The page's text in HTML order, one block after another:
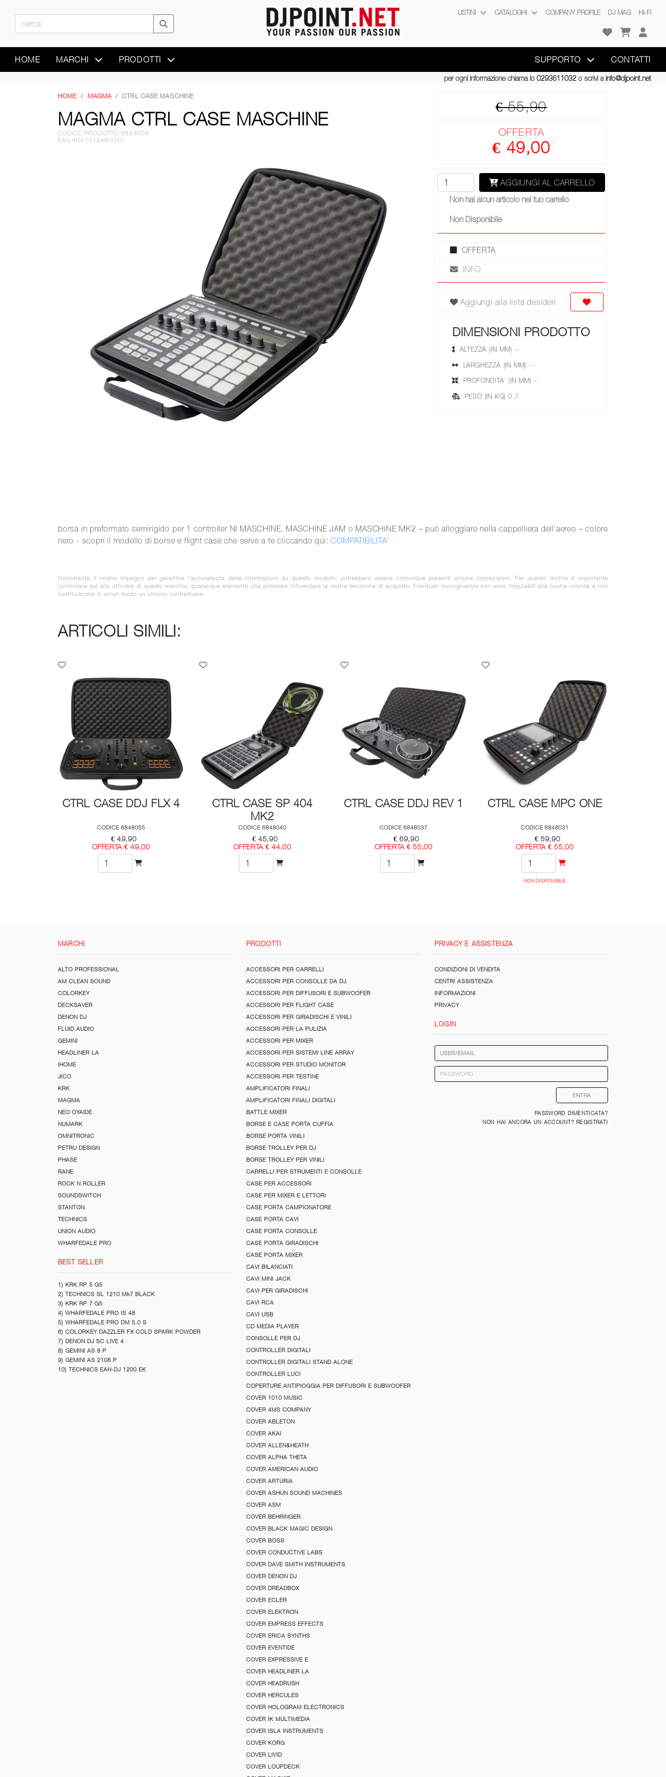
LISTINI CATALOGHI COMPANY PROFILE DJ MAG HI-FI
HOME MARCHI PRODOTTI SUPPORTO CONTATTI
per ogni informazione chiama lo 0293611032 o scrivi a info@djpoint.net
HOME MAGMA CTRL CASE MASCHINE
MAGMA CTRL CASE MASCHINE
CODICE PRODOTTO 6848004
EAN 4041212480040
€ 55,90
OFFERTA
€ 49,00
AGGIUNGI AL CARRELLO
Non hai alcun articolo nel tuo carrello
Non Disponibile
OFFERTA
INFO
Aggiungi alla lista desideri
DIMENSIONI PRODOTTO
ALTEZZA (IN MM) --
LARGHEZZA (IN MM) --
PROFONDITA' (IN MM) --
PESO (IN KG) 0.7
borsa in preformato semirigido per 1 controller NI MASCHINE, MASCHINE JAM o MASCHINE MK2 – può alloggiare nella cappelliera dell'aereo – colore
nero - scopri il modello di borse e flight case che serve a te cliccando qui:COMPATIBILITA'
Nonostante il nostro impegno per garantire l'accuratezza delle informazioni su questo modello, potrebbero essere comunque presenti alcune imprecisioni. Per questo motivo è importante
controllare sul sito ufficiale di questo marchio, qualunque elemento che potrebbe influenzare la vostra decisione di acquisto. Eventuali incongruenze non sono imputabili alla nostra volontà e non
costituiscono in alcun modo un vincolo contrattuale.
ARTICOLI SIMILI:
CTRL CASE DDJ FLX 4
CODICE 6848055
€ 49,90
OFFERTA € 49,00
CTRL CASE SP 404
MK2
CODICE 6848040
€ 45,90
OFFERTA € 44,00
CTRL CASE DDJ REV 1
CODICE 6848037
€ 69,90
OFFERTA € 55,00
CTRL CASE MPC ONE
CODICE 6848031
€ 59,90
OFFERTA € 55,00
NON DISPONIBILE
MARCHI
ALTO PROFESSIONAL
AM CLEAN SOUND
COLORKEY
DECKSAVER
DENON DJ
FLUID AUDIO
GEMINI
HEADLINER LA
iHOME
JICO
KRK
MAGMA
NEO OYAIDE
NUMARK
OMNITRONIC
PETRU DESIGN
PHASE
RANE
ROCK N ROLLER
SOUNDSWITCH
STANTON
TECHNICS
UNION AUDIO
WHARFEDALE PRO
BEST SELLER
1) KRK RP 5 G5
2) TECHNICS SL 1210 Mk7 BLACK
3) KRK RP 7 G5
4) WHARFEDALE PRO IS 48
5) WHARFEDALE PRO DM 5.0 S
6) COLORKEY DAZZLER FX COLD SPARK POWDER
7) DENON DJ SC LIVE 4
8) GEMINI AS 8 P
9) GEMINI AS 2108 P
10) TECHNICS EAH-DJ 1200 EK
PRODOTTI
ACCESSORI PER CARRELLI
ACCESSORI PER CONSOLLE DA DJ
ACCESSORI PER DIFFUSORI E SUBWOOFER
ACCESSORI PER FLIGHT CASE
ACCESSORI PER GIRADISCHI E VINILI
ACCESSORI PER LA PULIZIA
ACCESSORI PER MIXER
ACCESSORI PER SISTEMI LINE ARRAY
ACCESSORI PER STUDIO MONITOR
ACCESSORI PER TESTINE
AMPLIFICATORI FINALI
AMPLIFICATORI FINALI DIGITALI
BATTLE MIXER
BORSE E CASE PORTA CUFFIA
BORSE PORTA VINILI
BORSE TROLLEY PER DJ
BORSE TROLLEY PER VINILI
CARRELLI PER STRUMENTI E CONSOLLE
CASE PER ACCESSORI
CASE PER MIXER E LETTORI
CASE PORTA CAMPIONATORE
CASE PORTA CAVI
CASE PORTA CONSOLLE
CASE PORTA GIRADISCHI
CASE PORTA MIXER
CAVI BILANCIATI
CAVI MINI JACK
CAVI PER GIRADISCHI
CAVI RCA
CAVI USB
CD MEDIA PLAYER
CONSOLLE PER DJ
CONTROLLER DIGITALI
CONTROLLER DIGITALI STAND ALONE
CONTROLLER LUCI
COPERTURE ANTIPIOGGIA PER DIFFUSORI E SUBWOOFER
COVER 1010 MUSIC
COVER 4MS COMPANY
COVER ABLETON
COVER AKAI
COVER ALLEN&HEATH
COVER ALPHA THETA
COVER AMERICAN AUDIO
COVER ARTURIA
COVER ASHUN SOUND MACHINES
COVER ASM
COVER BEHRINGER
COVER BLACK MAGIC DESIGN
COVER BOSS
COVER CONDUCTIVE LABS
COVER DAVE SMITH INSTRUMENTS
COVER DENON DJ
COVER DREADBOX
COVER ECLER
COVER ELEKTRON
COVER EMPRESS EFFECTS
COVER ERICA SYNTHS
COVER EVENTIDE
COVER EXPRESSIVE E
COVER HEADLINER LA
COVER HEADRUSH
COVER HERCULES
COVER HOLOGRAM ELECTRONICS
COVER IK MULTIMEDIA
COVER ISLA INSTRUMENTS
COVER KORG
COVER LIVID
COVER LOUPDECK
PRIVACY E ASSISTENZA
CONDIZIONI DI VENDITA
CENTRI ASSISTENZA
INFORMAZIONI
PRIVACY
LOGIN
PASSWORD DIMENTICATA?
NON HAI ANCORA UN ACCOUNT? REGISTRATI